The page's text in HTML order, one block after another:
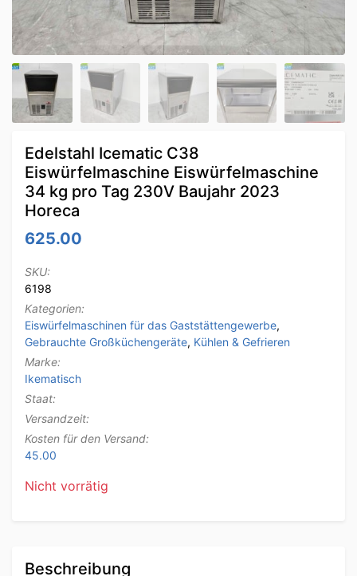
Edelstahl Icematic C38
Eiswürfelmaschine Eiswürfelmaschine
34 kg pro Tag 230V Baujahr 2023
Horeca
625.00
SKU:
6198
Kategorien:
Eiswürfelmaschinen für das Gaststättengewerbe,
Gebrauchte Großküchengeräte, Kühlen & Gefrieren
Marke:
Ikematisch
Staat:
Versandzeit:
Kosten für den Versand:
45.00
Nicht vorrätig
Beschreibung